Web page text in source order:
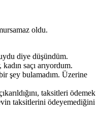
oldu.
diye düşündüm.
saçı arıyordum.
şey bulamadım. Üzerine
taksitleri ödemek
taksitlerini ödeyemediğini